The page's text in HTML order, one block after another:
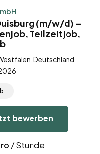
(m/w/d) –
Teilzeitjob,
Deutschland
bewerben
/ Stunde